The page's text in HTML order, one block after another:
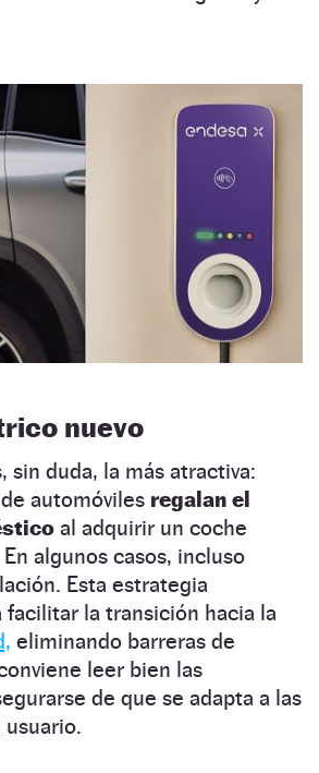
nuevo
sin duda, la más atractiva:
automóviles regalan el
al adquirir un coche
algunos casos, incluso
Esta estrategia
la transición hacia la
eliminando barreras de
leer bien las
de que se adapta a las